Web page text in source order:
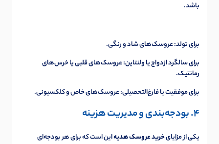
باشد.
برای تولد: عروسک‌های شاد و رنگی.
برای سالگرد ازدواج یا ولنتاین: عروسک‌های قلبی یا خرس‌های
رمانتیک.
برای موفقیت یا فارغ‌التحصیلی: عروسک‌های خاص و کلکسیونی.
4. بودجه‌بندی و مدیریت هزینه
یکی از مزایایخرید عروسک هدیهاین است که برای هر بودجه‌ای